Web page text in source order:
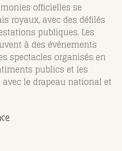
officielles se
royaux, avec des défilés
publiques. Les
à des événements
spectacles organisés en
publics et les
le drapeau national et